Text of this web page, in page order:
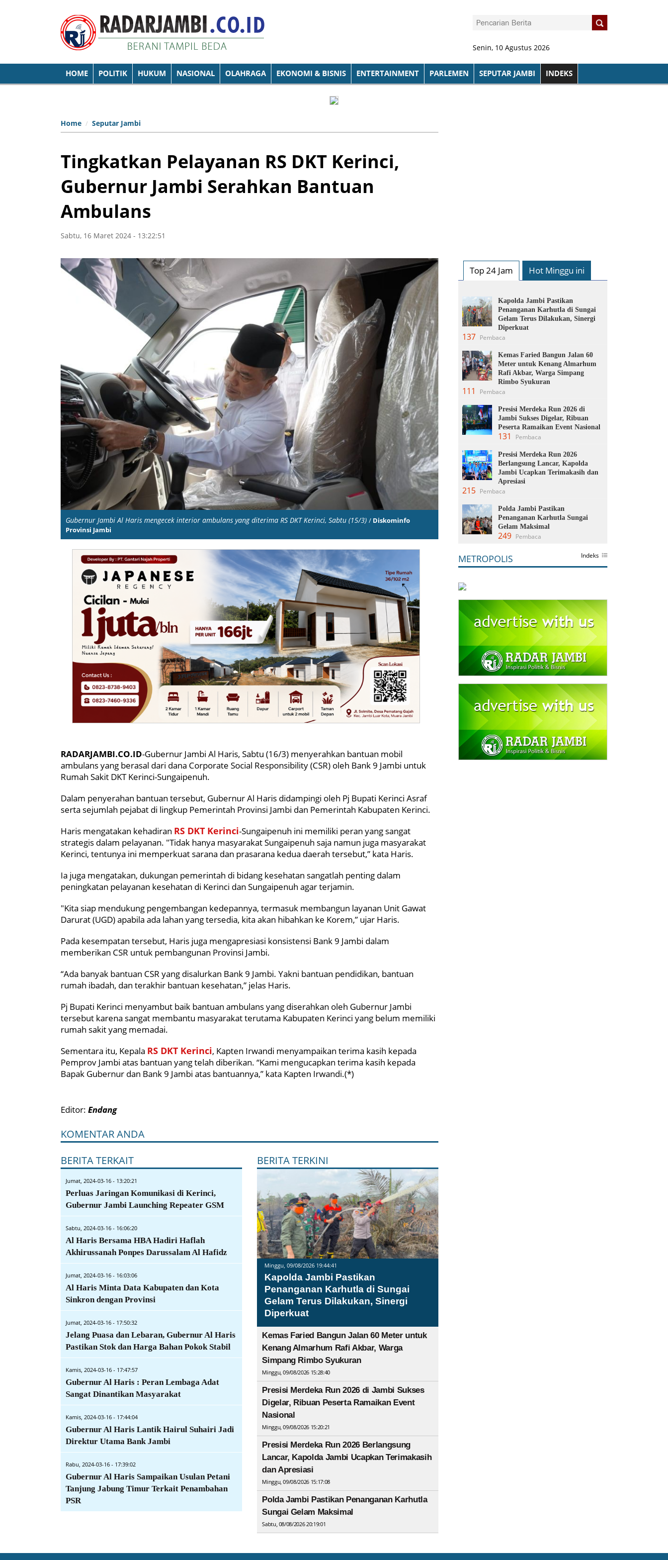
Senin, 10 Agustus 2026
HOME POLITIK HUKUM NASIONAL OLAHRAGA EKONOMI & BISNIS ENTERTAINMENT PARLEMEN SEPUTAR JAMBI INDEKS
Home Seputar Jambi
Tingkatkan Pelayanan RS DKT Kerinci,
Gubernur Jambi Serahkan Bantuan
Ambulans
Sabtu, 16 Maret 2024 - 13:22:51
Gubernur Jambi Al Haris mengecek interior ambulans yang diterima RS DKT Kerinci, Sabtu (15/3) / Diskominfo
Provinsi Jambi
RADARJAMBI.CO.ID-Gubernur Jambi Al Haris, Sabtu (16/3) menyerahkan bantuan mobil
ambulans yang berasal dari dana Corporate Social Responsibility (CSR) oleh Bank 9 Jambi untuk
Rumah Sakit DKT Kerinci-Sungaipenuh.
Dalam penyerahan bantuan tersebut, Gubernur Al Haris didampingi oleh Pj Bupati Kerinci Asraf
serta sejumlah pejabat di lingkup Pemerintah Provinsi Jambi dan Pemerintah Kabupaten Kerinci.
Haris mengatakan kehadiran RS DKT Kerinci-Sungaipenuh ini memiliki peran yang sangat
strategis dalam pelayanan. "Tidak hanya masyarakat Sungaipenuh saja namun juga masyarakat
Kerinci, tentunya ini memperkuat sarana dan prasarana kedua daerah tersebut,” kata Haris.
Ia juga mengatakan, dukungan pemerintah di bidang kesehatan sangatlah penting dalam
peningkatan pelayanan kesehatan di Kerinci dan Sungaipenuh agar terjamin.
"Kita siap mendukung pengembangan kedepannya, termasuk membangun layanan Unit Gawat
Darurat (UGD) apabila ada lahan yang tersedia, kita akan hibahkan ke Korem,” ujar Haris.
Pada kesempatan tersebut, Haris juga mengapresiasi konsistensi Bank 9 Jambi dalam
memberikan CSR untuk pembangunan Provinsi Jambi.
“Ada banyak bantuan CSR yang disalurkan Bank 9 Jambi. Yakni bantuan pendidikan, bantuan
rumah ibadah, dan terakhir bantuan kesehatan,” jelas Haris.
Pj Bupati Kerinci menyambut baik bantuan ambulans yang diserahkan oleh Gubernur Jambi
tersebut karena sangat membantu masyarakat terutama Kabupaten Kerinci yang belum memiliki
rumah sakit yang memadai.
Sementara itu, Kepala RS DKT Kerinci, Kapten Irwandi menyampaikan terima kasih kepada
Pemprov Jambi atas bantuan yang telah diberikan. “Kami mengucapkan terima kasih kepada
Bapak Gubernur dan Bank 9 Jambi atas bantuannya,” kata Kapten Irwandi.(*)
Editor: Endang
KOMENTAR ANDA
BERITA TERKAIT
Jumat, 2024-03-16 - 13:20:21
Perluas Jaringan Komunikasi di Kerinci,
Gubernur Jambi Launching Repeater GSM
Sabtu, 2024-03-16 - 16:06:20
Al Haris Bersama HBA Hadiri Haflah
Akhirussanah Ponpes Darussalam Al Hafidz
Jumat, 2024-03-16 - 16:03:06
Al Haris Minta Data Kabupaten dan Kota
Sinkron dengan Provinsi
Jumat, 2024-03-16 - 17:50:32
Jelang Puasa dan Lebaran, Gubernur Al Haris
Pastikan Stok dan Harga Bahan Pokok Stabil
Kamis, 2024-03-16 - 17:47:57
Gubernur Al Haris : Peran Lembaga Adat
Sangat Dinantikan Masyarakat
Kamis, 2024-03-16 - 17:44:04
Gubernur Al Haris Lantik Hairul Suhairi Jadi
Direktur Utama Bank Jambi
Rabu, 2024-03-16 - 17:39:02
Gubernur Al Haris Sampaikan Usulan Petani
Tanjung Jabung Timur Terkait Penambahan
PSR
BERITA TERKINI
Minggu, 09/08/2026 19:44:41
Kapolda Jambi Pastikan
Penanganan Karhutla di Sungai
Gelam Terus Dilakukan, Sinergi
Diperkuat
Kemas Faried Bangun Jalan 60 Meter untuk
Kenang Almarhum Rafi Akbar, Warga
Simpang Rimbo Syukuran
Minggu, 09/08/2026 15:28:40
Presisi Merdeka Run 2026 di Jambi Sukses
Digelar, Ribuan Peserta Ramaikan Event
Nasional
Minggu, 09/08/2026 15:20:21
Presisi Merdeka Run 2026 Berlangsung
Lancar, Kapolda Jambi Ucapkan Terimakasih
dan Apresiasi
Minggu, 09/08/2026 15:17:08
Polda Jambi Pastikan Penanganan Karhutla
Sungai Gelam Maksimal
Sabtu, 08/08/2026 20:19:01
Top 24 Jam Hot Minggu ini
Kapolda Jambi Pastikan
Penanganan Karhutla di Sungai
Gelam Terus Dilakukan, Sinergi
Diperkuat
137 Pembaca
Kemas Faried Bangun Jalan 60
Meter untuk Kenang Almarhum
Rafi Akbar, Warga Simpang
Rimbo Syukuran
111 Pembaca
Presisi Merdeka Run 2026 di
Jambi Sukses Digelar, Ribuan
Peserta Ramaikan Event Nasional
131 Pembaca
Presisi Merdeka Run 2026
Berlangsung Lancar, Kapolda
Jambi Ucapkan Terimakasih dan
Apresiasi
215 Pembaca
Polda Jambi Pastikan
Penanganan Karhutla Sungai
Gelam Maksimal
249 Pembaca
METROPOLIS Indeks